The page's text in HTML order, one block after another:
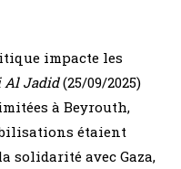
impacte les
Al Jadid(25/09/2025)
à Beyrouth,
étaient
solidarité avec Gaza,